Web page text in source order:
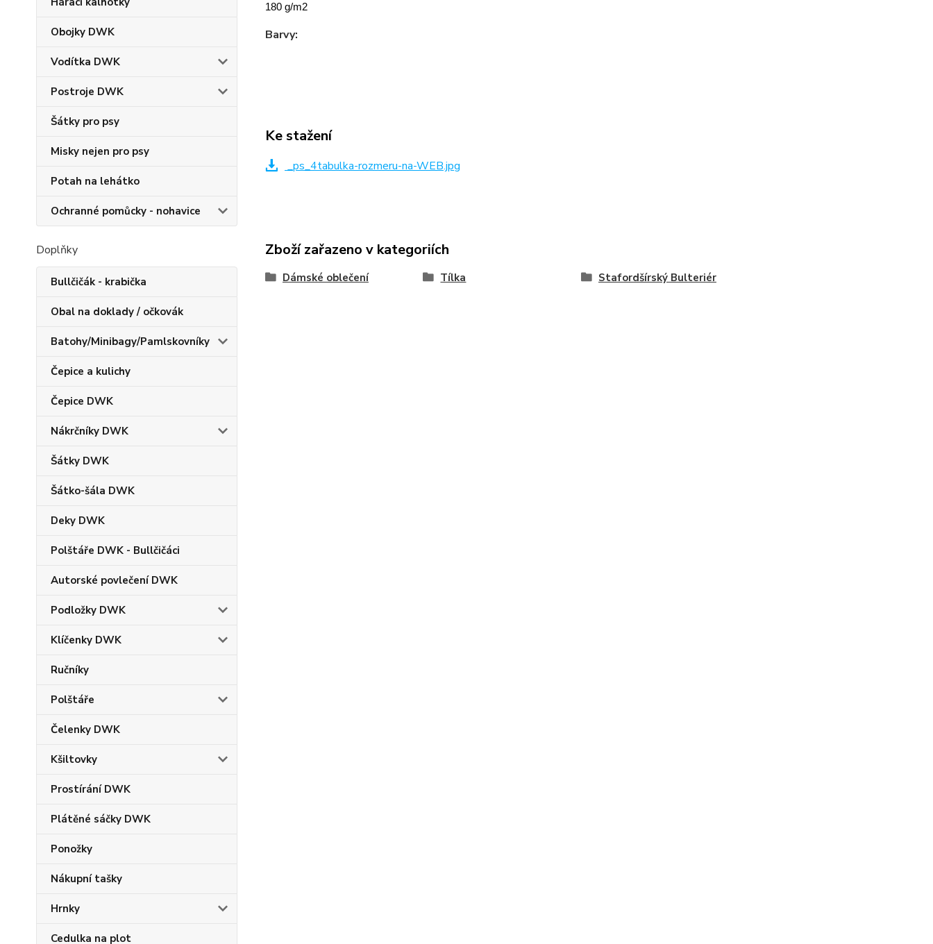
Obojky DWK
Vodítka DWK
Postroje DWK
Šátky pro psy
Misky nejen pro psy
Potah na lehátko
Ochranné pomůcky - nohavice
Doplňky
Bullčičák - krabička
Obal na doklady / očkovák
Batohy/Minibagy/Pamlskovníky
Čepice a kulichy
Čepice DWK
Nákrčníky DWK
Šátky DWK
Šátko-šála DWK
Deky DWK
Polštáře DWK - Bullčičáci
Autorské povlečení DWK
Podložky DWK
Klíčenky DWK
Ručníky
Polštáře
Čelenky DWK
Kšiltovky
Prostírání DWK
Plátěné sáčky DWK
Ponožky
Nákupní tašky
Hrnky
Cedulka na plot
180 g/m2
Barvy:
Ke stažení
_ps_4tabulka-rozmeru-na-WEB.jpg
Zboží zařazeno v kategoriích
Dámské oblečení Tílka Stafordšírský Bulteriér